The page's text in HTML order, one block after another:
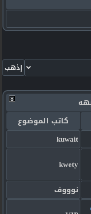
كاتب الموضوع
kuwait
kwety
نوووف